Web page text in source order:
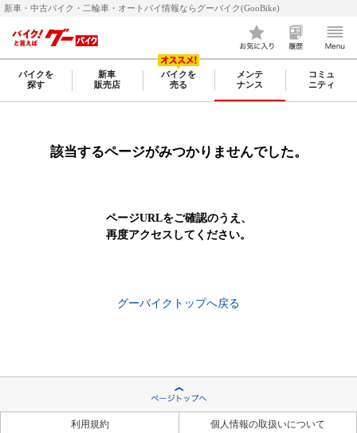
新車・中古バイク・二輪車・オートバイ情報ならグーバイク(GooBike)
バイクを
探す
新車
販売店
バイクを
売る
メンテ
ナンス
コミュ
ニティ
該当するページがみつかりませんでした。
ページURLをご確認のうえ、
再度アクセスしてください。
グーバイクトップへ戻る
利用規約 個人情報の取扱いについて